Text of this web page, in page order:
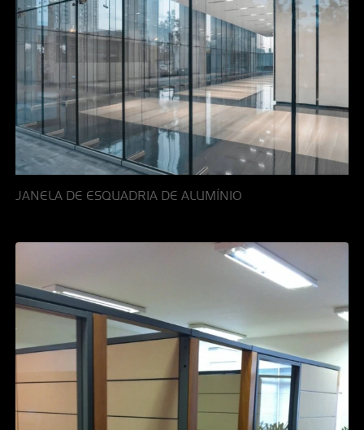
JANELA DE ESQUADRIA DE ALUMÍNIO